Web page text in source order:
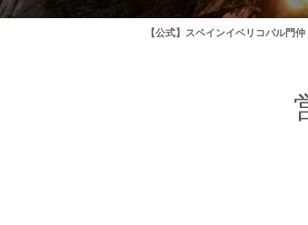
【公式】スペインイベリコバル門仲